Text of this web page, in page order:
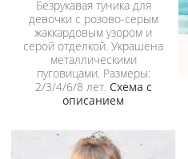
Безрукавая туника для
девочки с розово-серым
жаккардовым узором и
серой отделкой. Украшена
металлическими
пуговицами. Размеры:
2/3/4/6/8 лет. Схема с
описанием